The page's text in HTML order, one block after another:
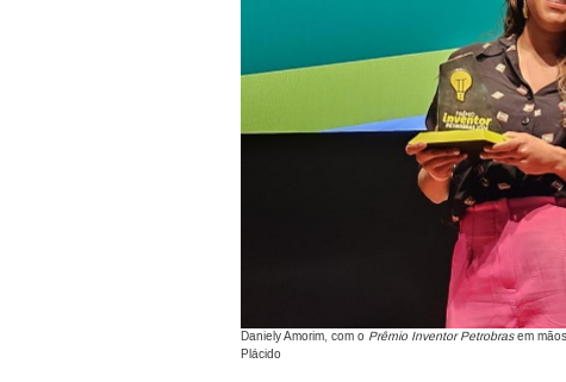
Daniely Amorim, com o Prêmio Inventor Petrobrasem
Plácido